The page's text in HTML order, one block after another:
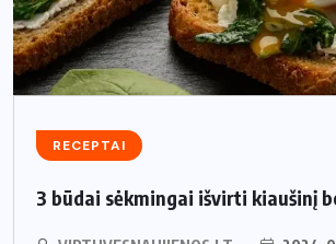
RECEPTAI
3 būdai sėkmingai išvirti kiaušinį